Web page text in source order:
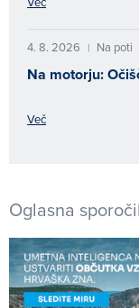
4. 8. 2026 | Na poti
Na motorju:
Več
Oglasna